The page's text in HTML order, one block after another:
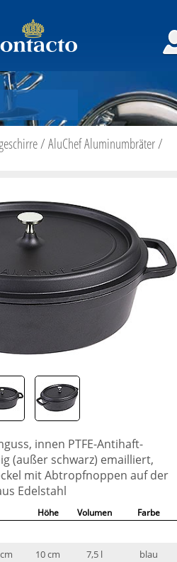
/AluChef Aluminumbräter/
innen PTFE-Antihaft-
(außer schwarz) emailliert,
mit Abtropfnoppen auf der
Edelstahl
Höhe Volumen Farbe
10 cm 7,5 l
blau